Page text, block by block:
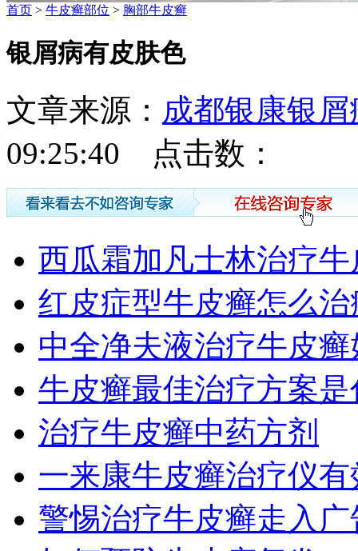
首页 > 牛皮癣部位 > 胸部牛皮癣
银屑病有皮肤色
文章来源： 成都银康银
09:25:40 点击数：
西瓜霜加凡士林治疗
红皮症型牛皮癣怎么
中全净夫液治疗牛皮癣
牛皮癣最佳治疗方案是
治疗牛皮癣中药方剂
一来康牛皮癣治疗仪
警惕治疗牛皮癣走入